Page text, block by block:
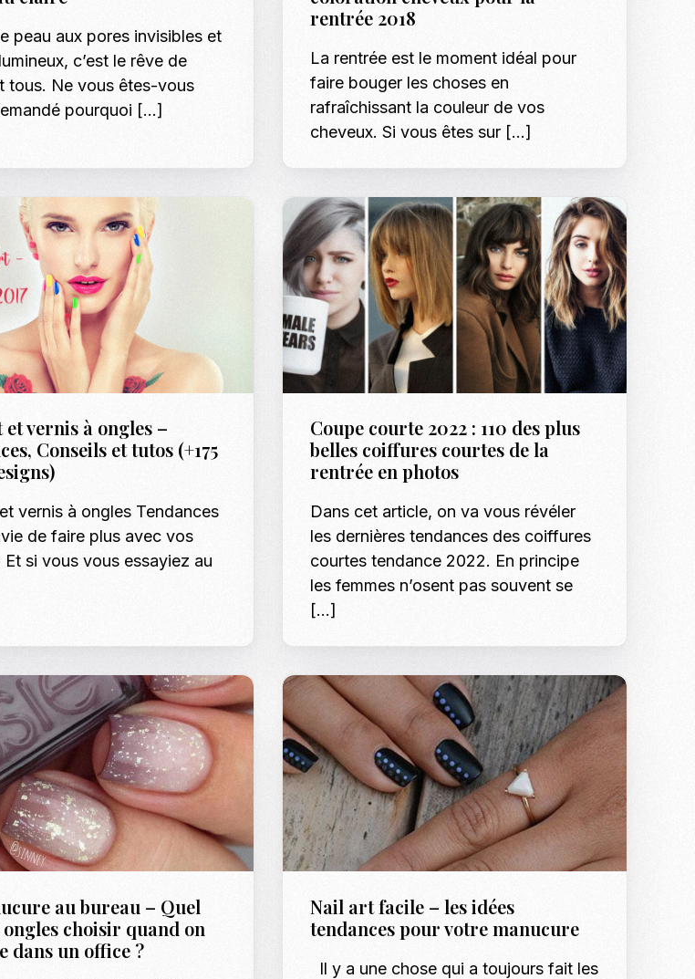
Shotify
Casting Top Model Search
Casting Mannequins, Modeles & Talents
Séance Photo, shooting et régie photo en Tunisie
Les tendances mode
peau aux pores invisibles et
c’est le rêve de
tous. Ne vous êtes-vous
pourquoi […]
rentrée 2018
La rentrée est le moment idéal pour
faire bouger les choses en
rafraîchissant la couleur de vos
cheveux. Si vous êtes sur […]
vernis à ongles –
Conseils et tutos (+175
vernis à ongles Tendances
de faire plus avec vos
Et si vous vous essayiez au
Coupe courte 2022 : 110 des plus
belles coiffures courtes de la
rentrée en photos
Dans cet article, on va vous révéler
les dernières tendances des coiffures
courtes tendance 2022. En principe
les femmes n’osent pas souvent se
[…]
au bureau – Quel
choisir quand on
dans un office ?
Nail art facile – les idées
tendances pour votre manucure
Il y a une chose qui a toujours fait les